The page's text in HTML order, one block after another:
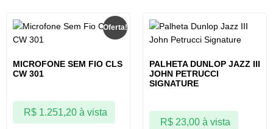
Oferta!
MICROFONE SEM FIO CLS
CW 301
R$1.251,20 à vista
PALHETA DUNLOP JAZZ III
JOHN PETRUCCI
SIGNATURE
R$23,00 à vista